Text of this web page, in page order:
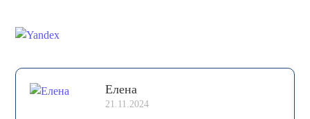
Елена
21.11.2024